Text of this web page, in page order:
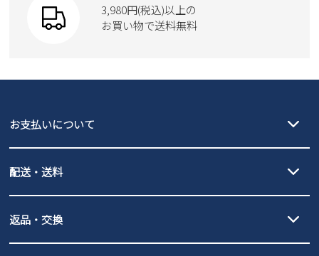
moz
Parade
GAP
new balance
瞬足
3,980円(税込)以上の
お買い物で送料無料
お支払いについて
PayPay（オンライン決済）、代金引換のご利用が可能です。
配送・送料
北海道・本州・四国・九州…550円
全国一律…220円（税込）
発送日・送料詳細についてはご利用ガイドを
返品・交換